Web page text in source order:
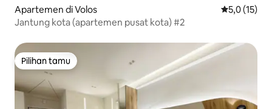
Apartemen di Volos Nilai rata-
5,0 (15)
Jantung kota (apartemen pusat kota) #2
Pilihan tamu
Pilihan tamu